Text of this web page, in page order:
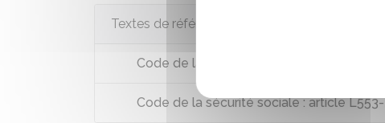
Textes de référence
Code de la sécurité sociale : article L553-4
Code de la sécurité sociale : article